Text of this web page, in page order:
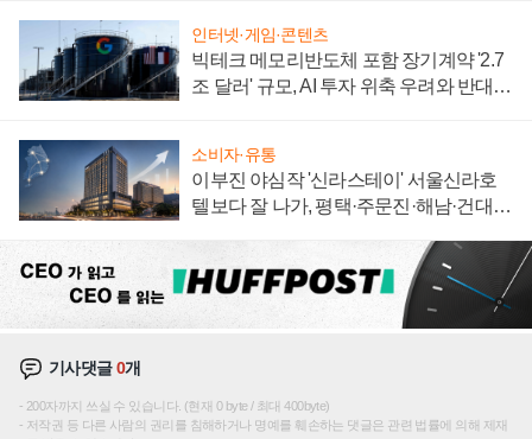
인터넷·게임·콘텐츠
빅테크 메모리반도체 포함 장기계약 '2.7
조 달러' 규모, AI 투자 위축 우려와 반대
소비자·유통
이부진 야심작 '신라스테이' 서울신라호
텔보다 잘 나가, 평택·주문진·해남·건대로
기사댓글0개
200자까지 쓰실 수 있습니다. (현재 0 byte / 최대 400byte)
저작권 등 다른 사람의 권리를 침해하거나 명예를 훼손하는 댓글은 관련 법률에 의해 제재